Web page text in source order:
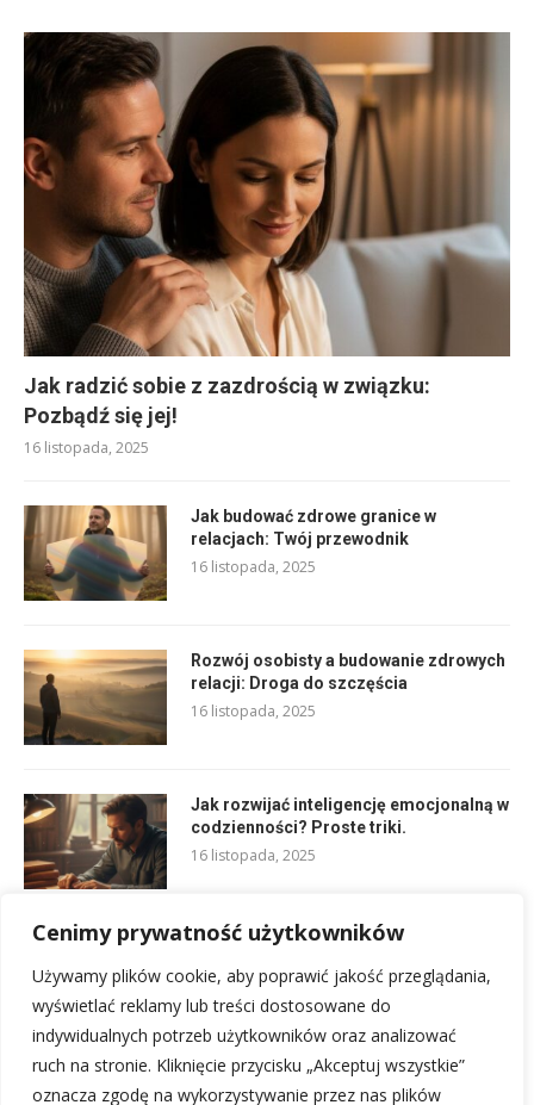
Cenimy prywatność użytkowników
Używamy plików cookie, aby poprawić jakość przeglądania,
wyświetlać reklamy lub treści dostosowane do
indywidualnych potrzeb użytkowników oraz analizować
ruch na stronie. Kliknięcie przycisku „Akceptuj wszystkie”
oznacza zgodę na wykorzystywanie przez nas plików
Jak radzić sobie z zazdrością w związku:
Pozbądź się jej!
16 listopada, 2025
Jak budować zdrowe granice w
relacjach: Twój przewodnik
16 listopada, 2025
Rozwój osobisty a budowanie zdrowych
relacji: Droga do szczęścia
16 listopada, 2025
Jak rozwijać inteligencję emocjonalną w
codzienności? Proste triki.
16 listopada, 2025
Jak poprawić komunikację z partnerem
w codziennych sprawach: Proste kroki
16 listopada, 2025